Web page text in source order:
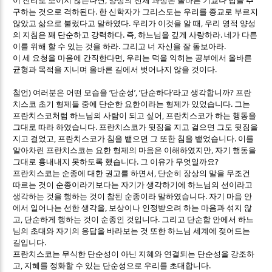
구하는 것으로 격하된다. 한 신학자가 그리스도는 우리를 종교로 부르지
않았고 삶으로 불렀다고 말하였다. 우리가 이것을 알 때 , 우리 영적 양성
의 지침은 꽤 단순하고 강력하다. 즉,하느님을 깊게 사랑하라.네가 다른
이를 위해 할 수 있는 것을 하라. 그리고 너 자신을 잘 돌보아라.
이 세 요청을 마음에 간직한다면 , 우리는 덕을 익히는 공부에서 올바른
균형과 목적을 지니며 올바른 길에서 벗어나지 않을 것이다.
첨언) 여러분은 어떤 모습을‘단순성’, ‘단순하다’라고 생각합니까? 프란
치스코 초기 형제들 중에 단순한 요한이라는 형제가 있었습니다. 그는
프란치스코처럼 하느님의 사람이 되고 싶어 , 프란치스코가 하는 행동을
그대로 따라 하였습니다. 프란치스코가 뒷짐을 지고 걸으면 그도 뒷짐을
지고 걸었고 , 프란치스코가 침을 뱉으면 그 또한 침을 뱉었습니다. 이를
알아차린 프란치스코는 요한 형제의 마음은 이해하였지만,자기 행동을
그대로 흉내내지 못하도록 했습니다. 그 이유가 무엇일까요?
프란치스코는 순종에 대한 권고를 하면서 , 단순히 장상의 말을 무조건
따르는 것이 순종이라기보다는 자기가 생각하기에 하느님의 선이라고
생각하는 것을 행하는 것이 참된 순종이라 말하였습니다.자기 마음 안
에서 일어나는 선한 생각을, 보상이나 인정받으려 하는 마음과 섞지 않
고 , 단순하게 행하는 것이 순종인 것입니다. 그리고 단순함 안에서 하느
님의 초대와 자기의 응답을 바라보는 것 또한 하느님 세계에 젖어드는
길입니다.
프란치스코는 무식한 단순성이 아닌 지혜와 연결되는 단순성을 강조하
고 , 지혜를 정화할 수 있는 단순성으로 우리를 초대합니다.